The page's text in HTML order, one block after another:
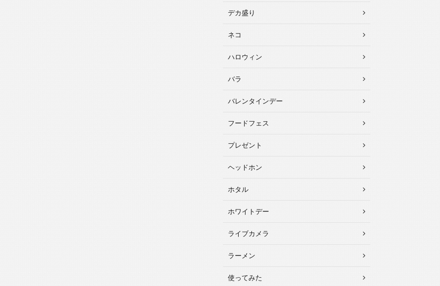
デカ盛り
ネコ
ハロウィン
バラ
バレンタインデー
フードフェス
プレゼント
ヘッドホン
ホタル
ホワイトデー
ライブカメラ
ラーメン
使ってみた